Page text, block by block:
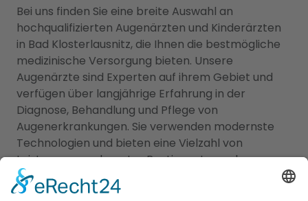
Bei uns finden Sie eine breite Auswahl an
hochqualifizierten Augenärzten und Kinderärzten
in Bad Klosterlausnitz, die Ihnen die bestmögliche
medizinische Versorgung bieten. Unsere
Augenärzte sind Experten auf ihrem Gebiet und
verfügen über langjährige Erfahrung in der
Diagnose, Behandlung und Pflege von
Augenerkrankungen. Sie verwenden modernste
Technologien und bieten eine Vielzahl von
Leistungen an, darunter Routineuntersuchungen,
Augenlaserbehandlungen, Brillen- und
Kontaktlinsenanpassungen sowie die Behandlung